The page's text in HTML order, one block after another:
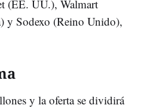
(EE. UU.), Walmart
y Sodexo (Reino Unido),
y la oferta se dividirá